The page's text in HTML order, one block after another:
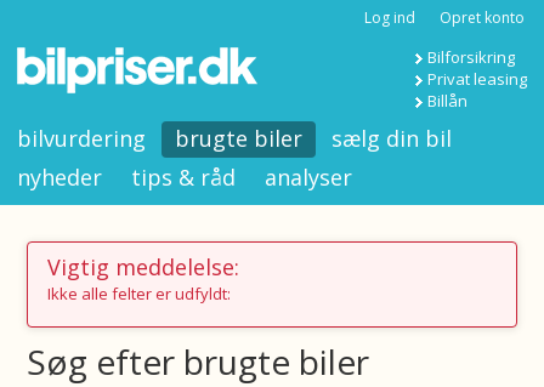
Log ind Opret konto
Bilforsikring
Privat leasing
Billån
bilvurdering brugte biler
sælg din bil
nyheder
tips & råd analyser
Vigtig meddelelse:
Ikke alle felter er udfyldt:
Søg efter brugte biler